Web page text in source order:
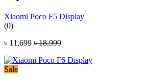
Xiaomi Poco F5 Display
(0)
৳ 11,699 ৳ 18,999
Sale